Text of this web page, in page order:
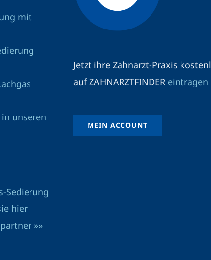
mit
unseren
Sedierung
hier
»»
Jetzt ihre Zahnarzt-Praxis
auf ZAHNARZTFINDER eintragen
MEIN ACCOUNT